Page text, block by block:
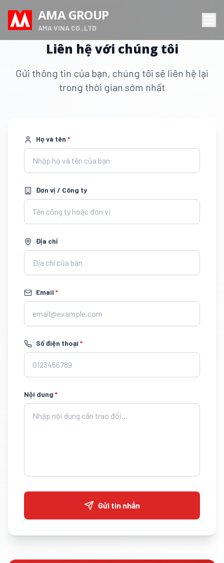
AMA GROUP
AMA VINA CO.,LTD
Liên hệ với chúng tôi
Gửi thông tin của bạn, chúng tôi sẽ liên hệ lại
trong thời gian sớm nhất
Họ và tên *
Đơn vị / Công ty
Địa chỉ
Email *
Số điện thoại *
Nội dung *
Gửi tin nhắn